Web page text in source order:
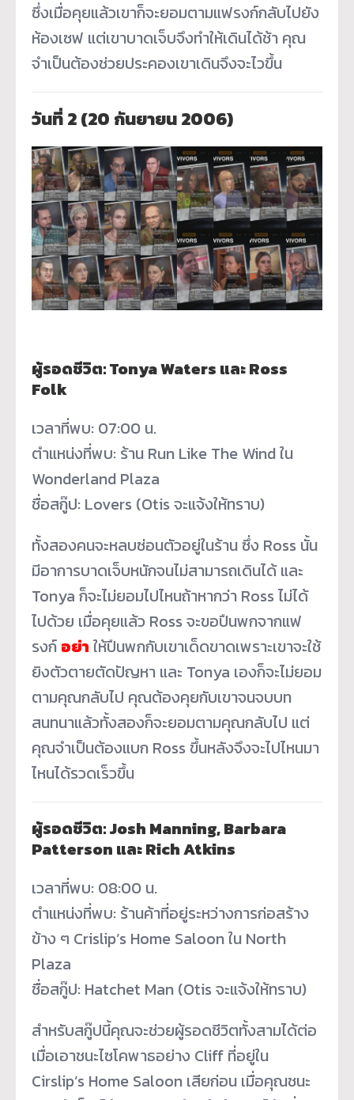
ซึ่งเมื่อคุยแล้วเขาก็จะยอมตามแฟรงก์กลับไปยัง
ห้องเซฟ แต่เขาบาดเจ็บจึงทำให้เดินได้ช้า คุณ
จำเป็นต้องช่วยประคองเขาเดินจึงจะไวขึ้น
วันที่2 (20 กันยายน 2006)
ผู้รอดชีวิต: Tonya Waters และ Ross
Folk
เวลาที่พบ: 07:00 น.
ตำแหน่งที่พบ: ร้าน Run Like The Wind ใน
Wonderland Plaza
ชื่อสกู๊ป: Lovers (Otis จะแจ้งให้ทราบ)
ทั้งสองคนจะหลบซ่อนตัวอยู่ในร้าน ซึ่ง Ross นั้น
มีอาการบาดเจ็บหนักจนไม่สามารถเดินได้ และ
Tonya ก็จะไม่ยอมไปไหนถ้าหากว่า Ross ไม่ได้
ไปด้วย เมื่อคุยแล้ว Ross จะขอปืนพกจากแฟ
รงก์ อย่า ให้ปืนพกกับเขาเด็ดขาดเพราะเขาจะใช้
ยิงตัวตายตัดปัญหา และ Tonya เองก็จะไม่ยอม
ตามคุณกลับไป คุณต้องคุยกับเขาจนจบบท
สนทนาแล้วทั้งสองก็จะยอมตามคุณกลับไป แต่
คุณจำเป็นต้องแบก Ross ขึ้นหลังจึงจะไปไหนมา
ไหนได้รวดเร็วขึ้น
ผู้รอดชีวิต: Josh Manning, Barbara
Patterson และ Rich Atkins
เวลาที่พบ: 08:00 น.
ตำแหน่งที่พบ: ร้านค้าที่อยู่ระหว่างการก่อสร้าง
ข้าง ๆ Crislip’s Home Saloon ใน North
Plaza
ชื่อสกู๊ป: Hatchet Man (Otis จะแจ้งให้ทราบ)
สำหรับสกู๊ปนี้คุณจะช่วยผู้รอดชีวิตทั้งสามได้ต่อ
เมื่อเอาชนะไซโคพาธอย่าง Cliff ที่อยู่ใน
Cirslip’s Home Saloon เสียก่อน เมื่อคุณชนะ